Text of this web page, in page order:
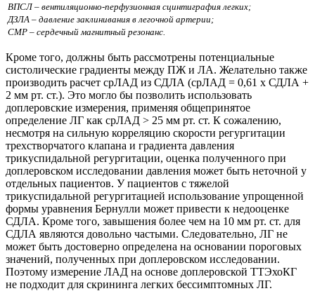
ВПСЛ – вентиляционно-перфузионная сцинтиграфия легких;
ДЗЛА – давление заклинивания в легочной артерии;
СМР – сердечный магнитный резонанс.
Кроме того, должны быть рассмотрены потенциальные
систолические градиенты между ПЖ и ЛА. Желательно также
производить расчет срЛАД из СДЛА (срЛАД = 0,61 х СДЛА +
2 мм рт. ст.). Это могло бы позволить использовать
доплеровские измерения, применяя общепринятое
определение ЛГ как срЛАД > 25 мм рт. ст. К сожалению,
несмотря на сильную корреляцию скорости регургитации
трехстворчатого клапана и градиента давления
трикуспидальной регургитации, оценка полученного при
доплеровском исследовании давления может быть неточной у
отдельных пациентов. У пациентов с тяжелой
трикуспидальной регургитацией использование упрощенной
формы уравнения Бернулли может привести к недооценке
СДЛА. Кроме того, завышения более чем на 10 мм рт. ст. для
СДЛА являются довольно частыми. Следовательно, ЛГ не
может быть достоверно определена на основании пороговых
значений, полученных при доплеровском исследовании.
Поэтому измерение ЛАД на основе доплеровской ТТЭхоКГ
не подходит для скрининга легких бессимптомных ЛГ.